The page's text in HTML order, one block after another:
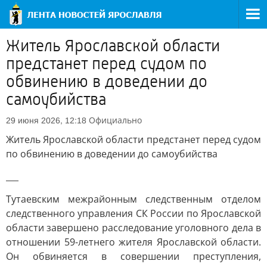
Житель Ярославской области
предстанет перед судом по
обвинению в доведении до
самоубийства
29 июня 2026, 12:18 Официально
Житель Ярославской области предстанет перед судом
по обвинению в доведении до самоубийства
Тутаевским межрайонным следственным отделом
следственного управления СК России по Ярославской
области завершено расследование уголовного дела в
отношении 59-летнего жителя Ярославской области.
Он обвиняется в совершении преступления,